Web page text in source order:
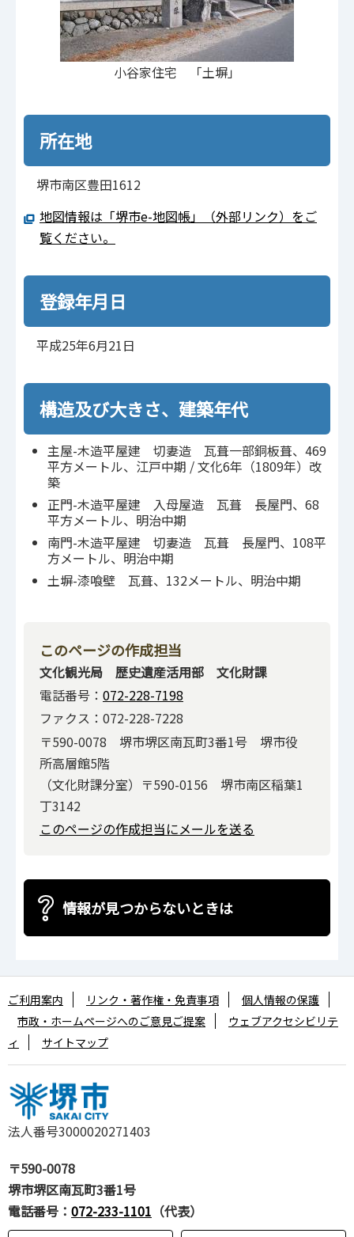
小谷家住宅 「土塀」
所在地
堺市南区豊田1612
地図情報は「堺市e-地図帳」（外部リンク）をご
覧ください。
登録年月日
平成25年6月21日
構造及び大きさ、建築年代
主屋-木造平屋建 切妻造 瓦葺一部銅板葺、469
平方メートル、江戸中期 / 文化6年（1809年）改
築
正門-木造平屋建 入母屋造 瓦葺 長屋門、68
平方メートル、明治中期
南門-木造平屋建 切妻造 瓦葺 長屋門、108平
方メートル、明治中期
土塀-漆喰壁 瓦葺、132メートル、明治中期
このページの作成担当
文化観光局 歴史遺産活用部 文化財課
電話番号： 072-228-7198
ファクス：072-228-7228
〒590-0078 堺市堺区南瓦町3番1号 堺市役
所高層館5階
（文化財課分室）〒590-0156 堺市南区稲葉1
丁3142
このページの作成担当にメールを送る
情報が見つからないときは
法人番号3000020271403
〒590-0078
堺市堺区南瓦町3番1号
電話番号： 072-233-1101 （代表）
ご利用案内 リンク・著作権・免責事項
個人情報の保護
市政・ホームページへのご意見ご提案
ウェブアクセシビリテ
ィ
サイトマップ